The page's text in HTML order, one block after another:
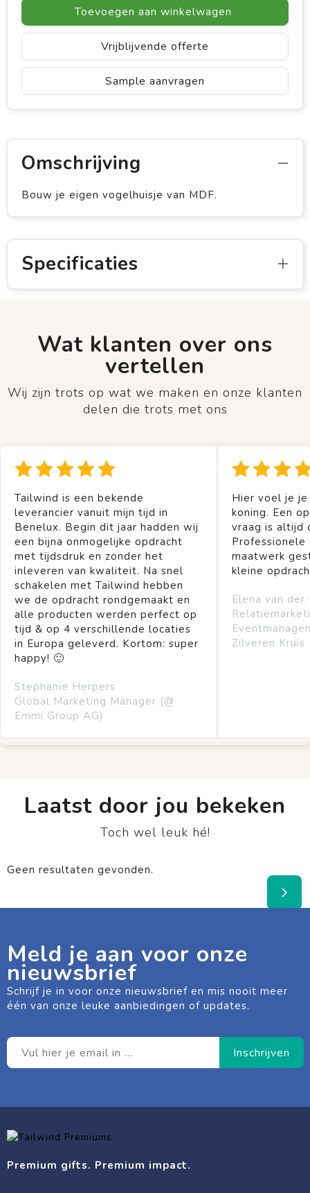
Toevoegen aan winkelwagen
Vrijblijvende offerte
Sample aanvragen
Omschrijving
Bouw je eigen vogelhuisje van MDF.
Specificaties
Wat klanten over ons
vertellen
Wij zijn trots op wat we maken en onze klanten
delen die trots met ons
Tailwind is een bekende
leverancier vanuit mijn tijd in
Benelux. Begin dit jaar hadden wij
een bijna onmogelijke opdracht
met tijdsdruk en zonder het
inleveren van kwaliteit. Na snel
schakelen met Tailwind hebben
we de opdracht rondgemaakt en
alle producten werden perfect op
tijd & op 4 verschillende locaties
in Europa geleverd. Kortom: super
happy! 🙂
Stephanie Herpers
Global Marketing Manager (@
Emmi Group AG)
Hier voel je
koning. Een
vraag is altijd
Professionele
maatwerk
kleine
Elena van der
Zilveren Kruis
Laatst door jou bekeken
Toch wel leuk hé!
Geen resultaten gevonden.
Meld je aan voor onze
nieuwsbrief
Schrijf je in voor onze nieuwsbrief en mis nooit meer
één van onze leuke aanbiedingen of updates.
Premium gifts. Premium impact.